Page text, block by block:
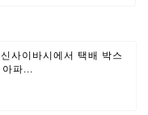
사이바시에서 택배 박스
파...